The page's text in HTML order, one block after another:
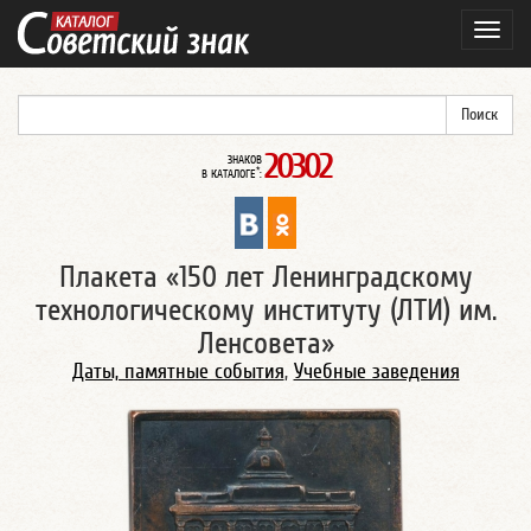
ЗНАКОВ
В КАТАЛОГЕ*: 20302
Плакета «150 лет Ленинградскому
технологическому институту (ЛТИ) им.
Ленсовета»
Даты, памятные события, Учебные заведения